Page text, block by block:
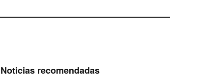
Noticias recomendadas